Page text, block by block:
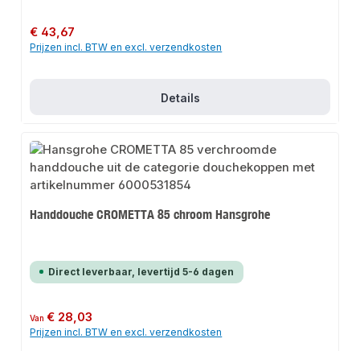
Normale prijs:
€ 43,67
Prijzen incl. BTW en excl. verzendkosten
Details
Handdouche CROMETTA 85 chroom Hansgrohe
Direct leverbaar, levertijd 5-6 dagen
Normale prijs:
Van€ 28,03
Prijzen incl. BTW en excl. verzendkosten